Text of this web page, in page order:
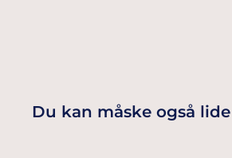
Du kan måske også lide